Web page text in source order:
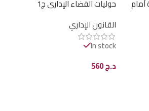
أمام
حوليات القضاء الإداري ج1
القانون الإداري
In stock
د.ج